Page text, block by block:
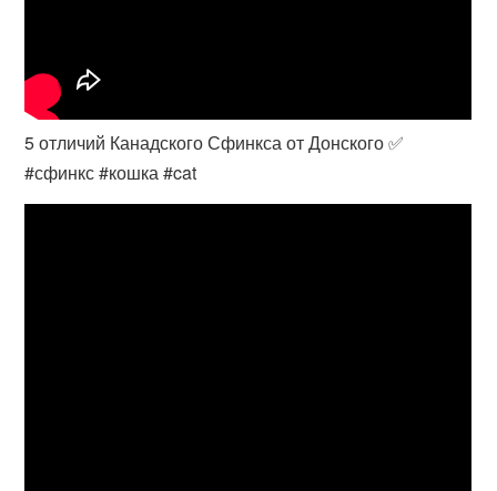
5 отличий Канадского Сфинкса от Донского ✅
#сфинкс #кошка #cat